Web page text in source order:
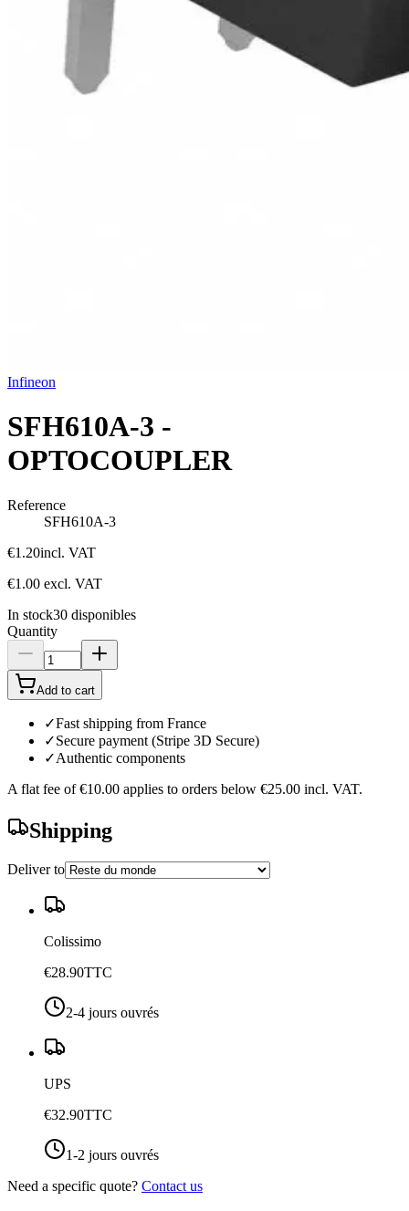
Infineon
SFH610A-3 -
OPTOCOUPLER
Reference
SFH610A-3
€1.20incl. VAT
€1.00 excl. VAT
In stock30 disponibles
Quantity
Add to cart
✓Fast shipping from France
✓Secure payment (Stripe 3D Secure)
✓Authentic components
A flat fee of €10.00 applies to orders below €25.00 incl. VAT.
Shipping
Deliver to
Colissimo
€28.90TTC
2-4 jours ouvrés
UPS
€32.90TTC
1-2 jours ouvrés
Need a specific quote? Contact us